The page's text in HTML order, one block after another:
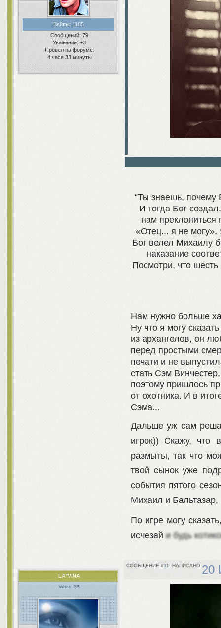
Вайпы: 1105
Сообщений: 79
Уважение: +3
Провел на форуме:
4 часа 33 минуты
“Ты знаешь, почему
И тогда Бог
нам
«Отец... я не
Бог велел Михаилу
наказание
Посмотри, что
Нам нужно больше
Ну что я могу
из архангелов, он
перед простыми
печати и не
стать Сэм
поэтому пришлось
от охотника. И в
Сэма...
Дальше уж сам
игрок)) Скажу,
размыты, так что
твой сынок уже
события пятого
Михаил и
По игре могу
исчезай и будь
11 20
LA*VINA
White PR